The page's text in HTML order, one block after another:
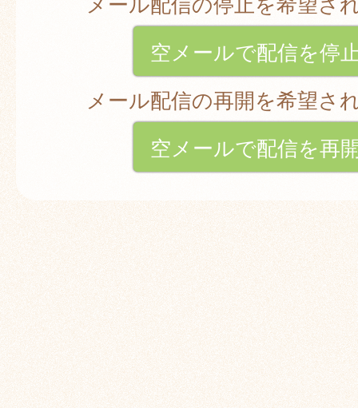
空メールで配信を停
メール配信の再開を希望さ
空メールで配信を再